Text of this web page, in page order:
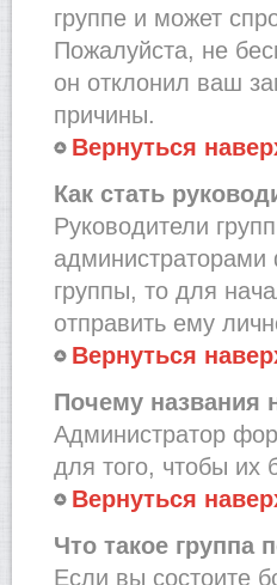
группе и может
Пожалуйста, не
он отклонил ваш
причины.
Вернуться
Как стать
Руководители
группы, то для
отправить ему
Вернуться
Почему названия
Администратор
для того, чтобы их
Вернуться
Что такое группа
Если вы состоите